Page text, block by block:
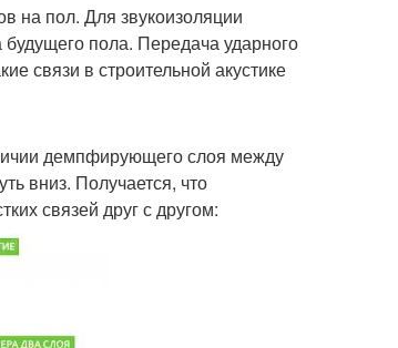
на пол. Для звукоизоляции
пола. Передача ударного
связи в строительной акустике
демпфирующего слоя между
вниз. Получается, что
связей друг с другом: